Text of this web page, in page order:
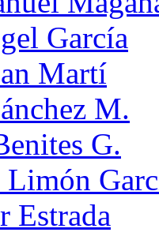
García
Martí
M.
G.
Limón
Estrada